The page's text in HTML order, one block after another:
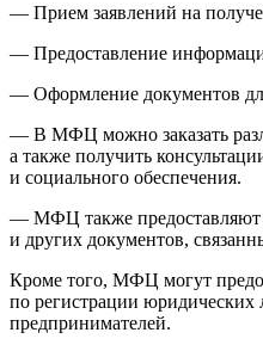
— Прием заявлений на
— Предоставление
— Оформление документов
— В МФЦ можно заказать
а также получить
и социального обеспечения.
— МФЦ также предоставляют
и других документов,
Кроме того, МФЦ могут
по регистрации
предпринимателей.